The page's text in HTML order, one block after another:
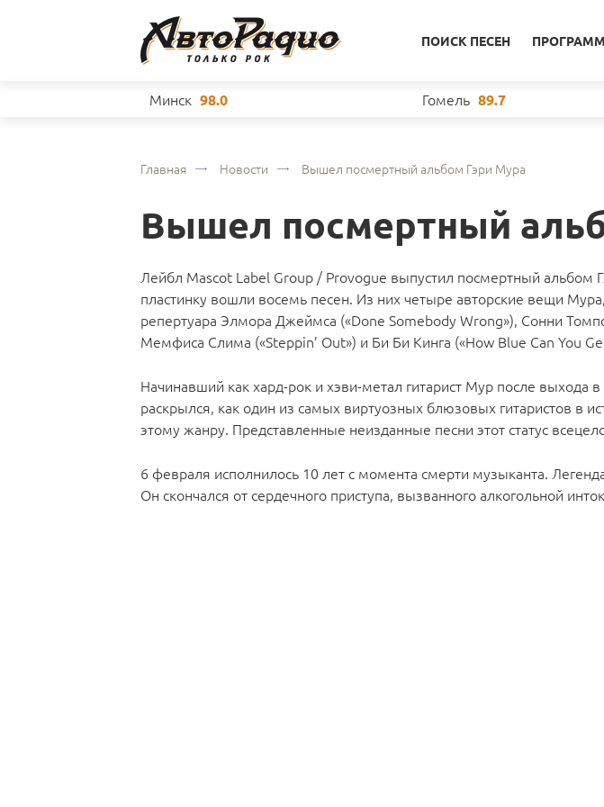
ПОИСК ПЕСЕН
Минск 98.0 Гомель 89.7
Главная Новости Вышел посмертный альбом Гэри Мура
Вышел посмертный
Лейбл Mascot Label Group / Provogue выпустил посмертный альбом
пластинку вошли восемь песен. Из них четыре авторские вещи
репертуара Элмора Джеймса («Done Somebody Wrong»), Сонни
Мемфиса Слима («Steppin’ Out») и Би Би Кинга («How Blue Can You
Начинавший как хард-рок и хэви-метал гитарист Мур после выхода
раскрылся, как один из самых виртуозных блюзовых гитаристов в
этому жанру. Представленные неизданные песни этот статус
6 февраля исполнилось 10 лет с момента смерти музыканта.
Он скончался от сердечного приступа, вызванного алкогольной